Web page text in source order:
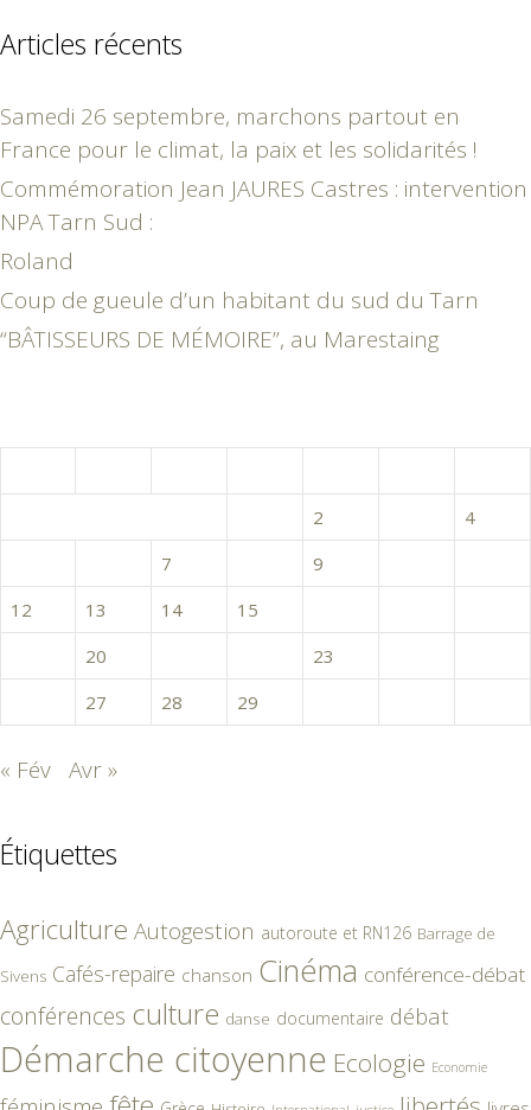
Articles récents
Samedi 26 septembre, marchons partout en
France pour le climat, la paix et les solidarités !
Commémoration Jean JAURES Castres : intervention
NPA Tarn Sud :
Roland
Coup de gueule d’un habitant du sud du Tarn
“BÂTISSEURS DE MÉMOIRE”, au Marestaing
2
4
7 9
12
13 14 15
20 23
27 28 29
« Fév Avr »
Étiquettes
Agriculture Autogestion autoroute et RN126 Barrage de
Sivens Cafés-repaire chanson Cinéma conférence-débat
conférences culture danse documentaire débat
Démarche citoyenne Ecologie Economie